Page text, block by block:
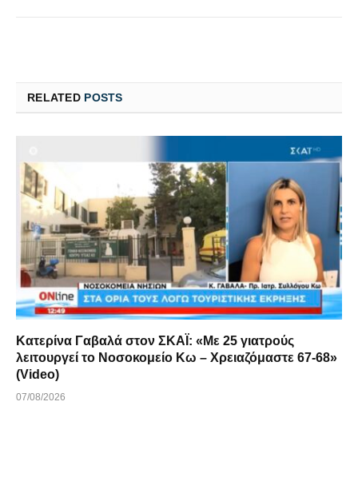
RELATED POSTS
Κατερίνα Γαβαλά στον ΣΚΑΪ: «Με 25 γιατρούς
λειτουργεί το Νοσοκομείο Κω – Χρειαζόμαστε 67-68»
(Video)
07/08/2026